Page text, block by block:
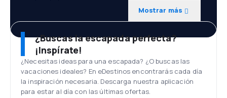
Mostrar más
¿Buscas la escapada perfecta?
¡Inspírate!
¿Necesitas ideas para una escapada? ¿O buscas las
vacaciones ideales? En eDestinos encontrarás cada día
la inspiración necesaria. Descarga nuestra aplicación
para estar al día con las últimas ofertas.